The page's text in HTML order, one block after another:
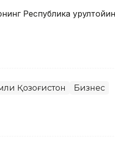
Республика
Қозоғистон Бизнес